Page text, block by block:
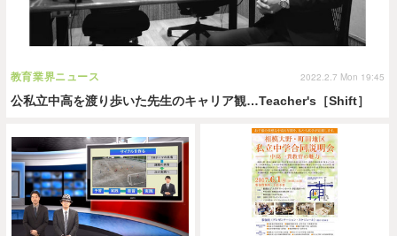
公私立中高を渡り歩いた先生のキャリア観…Teacher's［Shift］
教育業界ニュース 2022.2.7 Mon 19:45